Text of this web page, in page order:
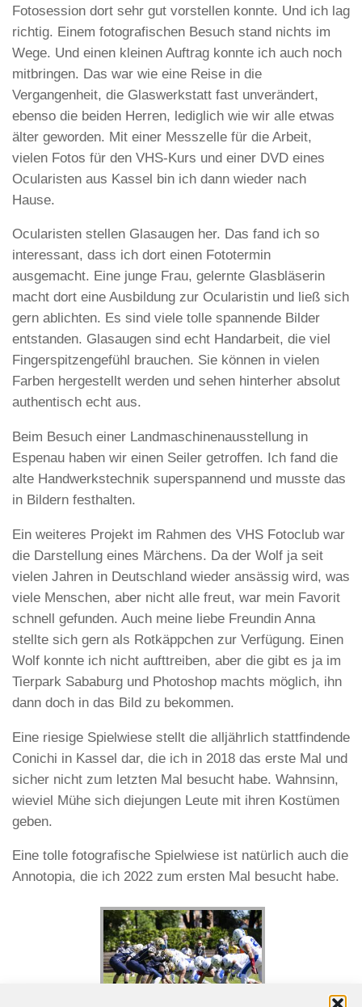
Fotosession dort sehr gut vorstellen konnte. Und ich lag
richtig. Einem fotografischen Besuch stand nichts im
Wege. Und einen kleinen Auftrag konnte ich auch noch
mitbringen. Das war wie eine Reise in die
Vergangenheit, die Glaswerkstatt fast unverändert,
ebenso die beiden Herren, lediglich wie wir alle etwas
älter geworden. Mit einer Messzelle für die Arbeit,
vielen Fotos für den VHS-Kurs und einer DVD eines
Ocularisten aus Kassel bin ich dann wieder nach
Hause.
Ocularisten stellen Glasaugen her. Das fand ich so
interessant, dass ich dort einen Fototermin
ausgemacht. Eine junge Frau, gelernte Glasbläserin
macht dort eine Ausbildung zur Ocularistin und ließ sich
gern ablichten. Es sind viele tolle spannende Bilder
entstanden. Glasaugen sind echt Handarbeit, die viel
Fingerspitzengefühl brauchen. Sie können in vielen
Farben hergestellt werden und sehen hinterher absolut
authentisch echt aus.
Beim Besuch einer Landmaschinenausstellung in
Espenau haben wir einen Seiler getroffen. Ich fand die
alte Handwerkstechnik superspannend und musste das
in Bildern festhalten.
Ein weiteres Projekt im Rahmen des VHS Fotoclub war
die Darstellung eines Märchens. Da der Wolf ja seit
vielen Jahren in Deutschland wieder ansässig wird, was
viele Menschen, aber nicht alle freut, war mein Favorit
schnell gefunden. Auch meine liebe Freundin Anna
stellte sich gern als Rotkäppchen zur Verfügung. Einen
Wolf konnte ich nicht aufttreiben, aber die gibt es ja im
Tierpark Sababurg und Photoshop machts möglich, ihn
dann doch in das Bild zu bekommen.
Eine riesige Spielwiese stellt die alljährlich stattfindende
Conichi in Kassel dar, die ich in 2018 das erste Mal und
sicher nicht zum letzten Mal besucht habe. Wahnsinn,
wieviel Mühe sich diejungen Leute mit ihren Kostümen
geben.
Eine tolle fotografische Spielwiese ist natürlich auch die
Annotopia, die ich 2022 zum ersten Mal besucht habe.